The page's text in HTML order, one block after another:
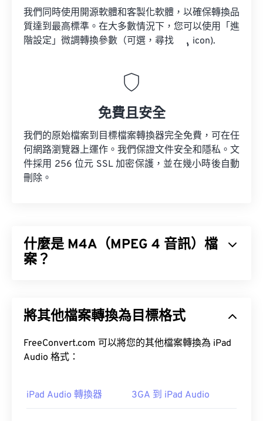
我們同時使用開源軟體和客製化軟體，以確保轉換品
質達到最高標準。在大多數情況下，您可以使用「進
階設定」微調轉換參數（可選，尋找
icon).
免費且安全
我們的原始檔案到目標檔案轉換器完全免費，可在任
何網路瀏覽器上運作。我們保證文件安全和隱私。文
件採用 256 位元 SSL 加密保護，並在幾小時後自動
刪除。
什麼是 M4A（MPEG 4 音訊）檔
案？
或AppleALA 無損解碼器。
M4A 檔案體積較小，同時音質也優於與其最相似的
MP3 檔案（請參閱《音訊編碼格式比較》）。
如何開啟 M4A 檔案？
將其他檔案轉換為目標格式
FreeConvert.com 可以將您的其他檔案轉換為 iPad
Audio 格式：
iPad Audio 轉換器 3GA 到 iPad Audio